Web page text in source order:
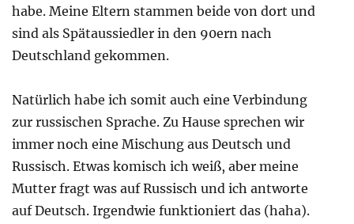
habe. Meine Eltern stammen beide von dort und
sind als Spätaussiedler in den 90ern nach
Deutschland gekommen.
Natürlich habe ich somit auch eine Verbindung
zur russischen Sprache. Zu Hause sprechen wir
immer noch eine Mischung aus Deutsch und
Russisch. Etwas komisch ich weiß, aber meine
Mutter fragt was auf Russisch und ich antworte
auf Deutsch. Irgendwie funktioniert das (haha).